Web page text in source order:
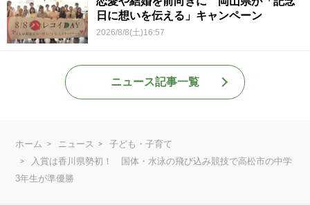
日に想いを伝える」キャンペーン
2026/8/8(土)16:57
ニュース記事一覧
ホーム ニュース
子ども・子育て
入賞は香川県勢初！ 国体・水泳の飛び込み競技で高松市の中学
3年生が準優勝